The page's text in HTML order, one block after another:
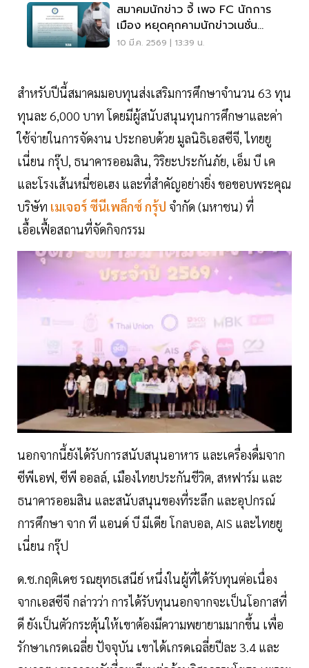
สมาคมนักข่าว จี้ เพจ FC นักการ
เมือง หยุดคุกคามนักข่าวเนชั่น
โพสต์หมิ่นประมาท-ละเมิด PDPA
10 มี.ค. 2569 | 13:39 น.
สำหรับปีนี้สมาคมมอบทุนส่งเสริมการศึกษาจำนวน 63 ทุน
ทุนละ 6,000 บาท โดยมีผู้สนับสนุนทุนการศึกษาและค่า
ใช้จ่ายในการจัดงาน ประกอบด้วย มูลนิธิเอสซีจี, ไทยยู
เนี่ยน กรุ๊ป, ธนาคารออมสิน, วิริยะประกันภัย, เอ็ม บี เค
และโรงเส้นหมี่ชอเฮง และที่สำคัญอย่างยิ่ง ขอขอบพระคุณ
บริษัท เมเจอร์ ซีนีเพล็กซ์ กรุ้ป จำกัด (มหาชน) ที่
เอื้อเฟื้อสถานที่จัดกิจกรรม
นอกจากนี้ยังได้รับการสนับสนุนอาหาร และเครื่องดื่มจาก
ซีพีเอฟ, ซีพี ออลล์, เมืองไทยประกันชีวิต, สหฟาร์ม และ
ธนาคารออมสิน และสนับสนุนของที่ระลึก และอุปกรณ์
การศึกษา จาก ที แอนด์ บี มีเดีย โกลบอล, AIS และไทยยู
เนี่ยน กรุ๊ป
ด.ช.กฤติเดช รณยุทธเสนีย์ หนึ่งในผู้ที่ได้รับทุนต่อเนื่อง
จากเอสซีจี กล่าวว่า การได้รับทุนนอกจากจะเป็นโอกาสที่
ดี ยังเป็นตัวกระตุ้นให้เขาต้องมีความพยายามมากขึ้น เพื่อ
รักษาเกรดเฉลี่ย ปัจจุบัน เขาได้เกรดเฉลี่ยปีละ 3.4 และ